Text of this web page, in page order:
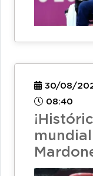
30/08/
08:40